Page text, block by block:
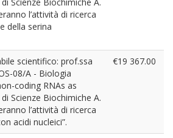
l’attività di ricerca
della serina
scientifico: prof.ssa
08/A - Biologia
coding RNAs as
Scienze Biochimiche A.
l’attività di ricerca
acidi nucleici”.
€19 367.00